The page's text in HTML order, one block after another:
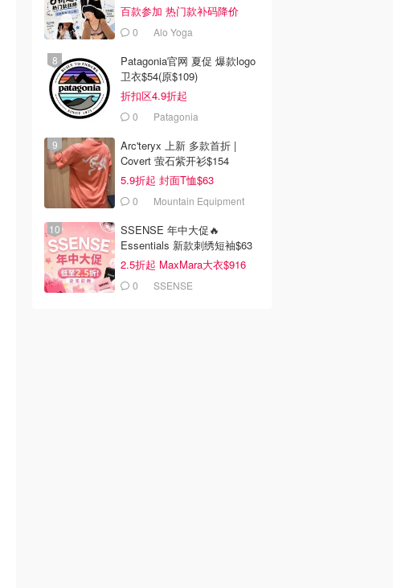
百款参加 热门款补码降价
0 Alo Yoga
Patagonia官网 夏促 爆款logo
卫衣$54(原$109)
折扣区4.9折起
0 Patagonia
Arc'teryx 上新 多款首折 |
Covert 萤石紫开衫$154
5.9折起 封面T恤$63
0
Mountain Equipment
SSENSE 年中大促🔥
Essentials 新款刺绣短袖$63
2.5折起 MaxMara大衣$916
(原$2130)
0 SSENSE